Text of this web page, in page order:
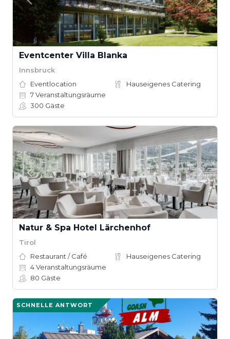
Eventcenter Villa Blanka
Innsbruck
Eventlocation
Hauseigenes Catering
7Veranstaltungsräume
300 Gäste
Natur & Spa Hotel Lärchenhof
Tirol
Restaurant / Café
Hauseigenes Catering
4Veranstaltungsräume
80 Gäste
SCHNELLE ANTWORT